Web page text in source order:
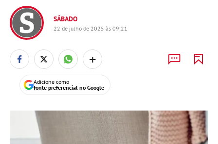
SÁBADO
22 de julho de 2025 às 09:21
+
Adicione como
fonte preferencial no Google